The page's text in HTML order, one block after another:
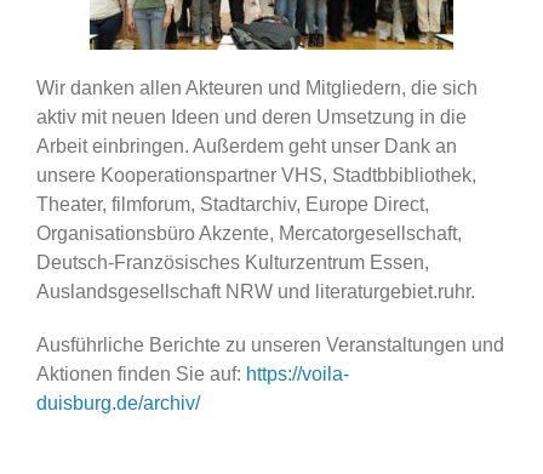
Wir danken allen Akteuren und Mitgliedern, die sich
aktiv mit neuen Ideen und deren Umsetzung in die
Arbeit einbringen. Außerdem geht unser Dank an
unsere Kooperationspartner VHS, Stadtbbibliothek,
Theater, filmforum, Stadtarchiv, Europe Direct,
Organisationsbüro Akzente, Mercatorgesellschaft,
Deutsch-Französisches Kulturzentrum Essen,
Auslandsgesellschaft NRW und literaturgebiet.ruhr.
Ausführliche Berichte zu unseren Veranstaltungen und
Aktionen finden Sie auf: https://voila-
duisburg.de/archiv/